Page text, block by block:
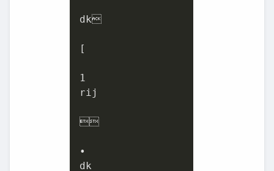
dk
[
1
rij

•
dk